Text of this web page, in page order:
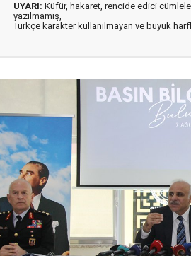
UYARI: Küfür, hakaret, rencide edici
yazılmamış,
Türkçe karakter kullanılmayan ve büyük